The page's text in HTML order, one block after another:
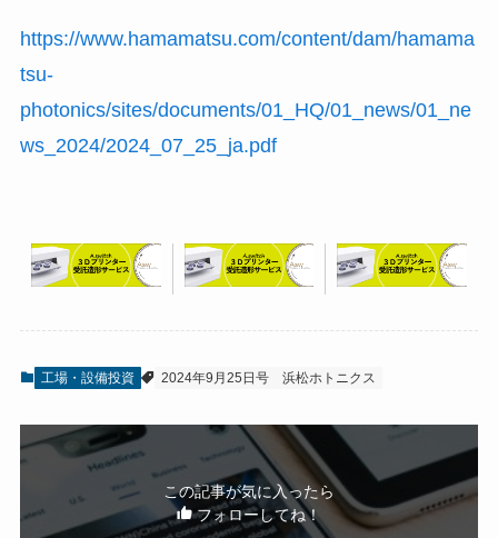
https://www.hamamatsu.com/content/dam/hamama
tsu-
photonics/sites/documents/01_HQ/01_news/01_ne
ws_2024/2024_07_25_ja.pdf
工場・設備投資 2024年9月25日号 浜松ホトニクス
この記事が気に入ったら
フォローしてね！